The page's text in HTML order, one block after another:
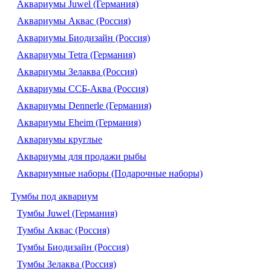
Аквариумы Juwel (Германия)
Аквариумы Аквас (Россия)
Аквариумы Биодизайн (Россия)
Аквариумы Tetra (Германия)
Аквариумы Зелаква (Россия)
Аквариумы ССБ-Аква (Россия)
Аквариумы Dennerle (Германия)
Аквариумы Eheim (Германия)
Аквариумы круглые
Аквариумы для продажи рыбы
Аквариумные наборы (Подарочные наборы)
Тумбы под аквариум
Тумбы Juwel (Германия)
Тумбы Аквас (Россия)
Тумбы Биодизайн (Россия)
Тумбы Зелаква (Россия)